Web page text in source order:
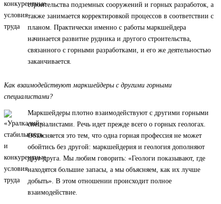
строительства подземных сооружений и горных разработок, а
также занимается корректировкой процессов в соответствии с
планом. Практически именно с работы маркшейдера
начинается развитие рудника и другого строительства,
связанного с горными разработками, и его же деятельностью
заканчивается.
Как взаимодействуют маркшейдеры с другими горными
специалистами?
Маркшейдеры плотно взаимодействуют с другими горными
специалистами. Речь идет прежде всего о горных геологах.
Объясняется это тем, что одна горная профессия не может
обойтись без другой: маркшейдерия и геология дополняют
друг друга. Мы любим говорить: «Геологи показывают, где
находятся большие запасы, а мы объясняем, как их лучше
добыть». В этом отношении происходит полное
взаимодействие.